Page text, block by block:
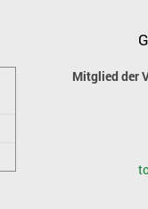
Mitglied der